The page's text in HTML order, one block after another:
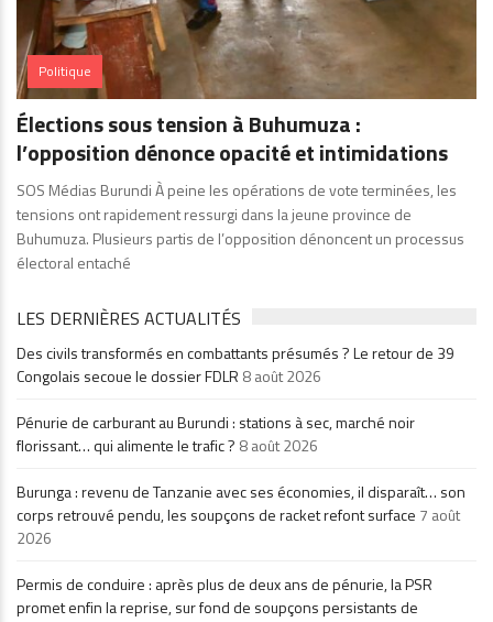
Politique
Élections sous tension à Buhumuza :
l’opposition dénonce opacité et intimidations
SOS Médias Burundi À peine les opérations de vote terminées, les
tensions ont rapidement ressurgi dans la jeune province de
Buhumuza. Plusieurs partis de l’opposition dénoncent un processus
électoral entaché
LES DERNIÈRES ACTUALITÉS
Des civils transformés en combattants présumés ? Le retour de 39
Congolais secoue le dossier FDLR 8 août 2026
Pénurie de carburant au Burundi : stations à sec, marché noir
florissant… qui alimente le trafic ? 8 août 2026
Burunga : revenu de Tanzanie avec ses économies, il disparaît… son
corps retrouvé pendu, les soupçons de racket refont surface 7 août
2026
Permis de conduire : après plus de deux ans de pénurie, la PSR
promet enfin la reprise, sur fond de soupçons persistants de